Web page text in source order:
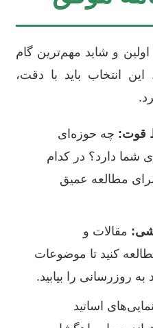
و شاید مهم‌ترین گام
انتخاب باید با دقت،
قوت: چه حوزه‌ای
شما دارد؟ در کدام
مطالعه عمیق
مقالات و
کنید تا موضوعات
به روزرسانی را بیابید.
اساتید